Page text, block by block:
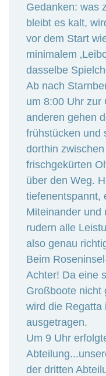
Gedanken: was
bleibt es kalt,
vor dem Start
minimalem
dasselbe
Ab nach
um 8:00 Uhr zur
anderen gehen
frühstücken und
dorthin
frischgekürten
über den Weg.
tiefenentspannt,
Miteinander und
rudern alle
also genau
Beim
Achter! Da eine
Großboote nicht
wird die Regatta
ausgetragen.
Um 9 Uhr
der dritten